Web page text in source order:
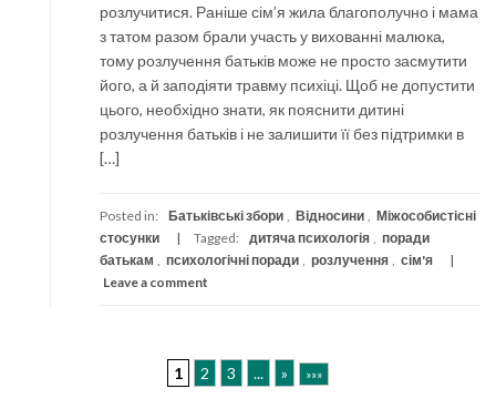
розлучитися. Раніше сім’я жила благополучно і мама
з татом разом брали участь у вихованні малюка,
тому розлучення батьків може не просто засмутити
його, а й заподіяти травму психіці. Щоб не допустити
цього, необхідно знати, як пояснити дитині
розлучення батьків і не залишити її без підтримки в
[…]
Posted in: Батьківські збори Відносини
Міжособистісні
стосунки
Tagged: дитяча психологія
поради
батькам
психологічні поради розлучення
сім'я
Leave a comment
1 2 3 ... » »»»